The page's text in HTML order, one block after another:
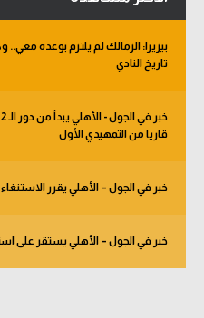
بيزيرا: الزمالك لم يلتزم بوعده
تاريخ النادي
قاريا من التمهيدي الأول
خبر في الجول – الأهلي يقرر
خبر في الجول – الأهلي يستقر على